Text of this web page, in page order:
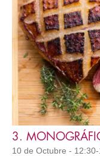
10 de Octubre -